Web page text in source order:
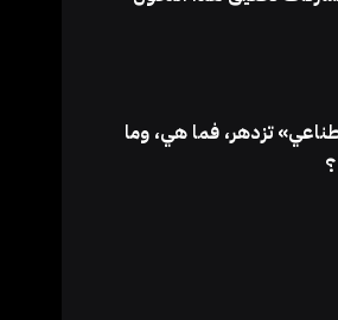
تزدهر، فما هي، وما